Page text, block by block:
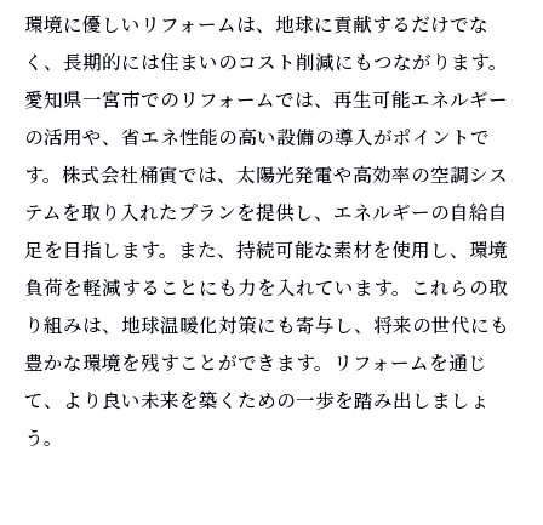
環境に優しいリフォームは、地球に貢献するだけでな
く、長期的には住まいのコスト削減にもつながります。
愛知県一宮市でのリフォームでは、再生可能エネルギー
の活用や、省エネ性能の高い設備の導入がポイントで
す。株式会社桶寅では、太陽光発電や高効率の空調シス
テムを取り入れたプランを提供し、エネルギーの自給自
足を目指します。また、持続可能な素材を使用し、環境
負荷を軽減することにも力を入れています。これらの取
り組みは、地球温暖化対策にも寄与し、将来の世代にも
豊かな環境を残すことができます。リフォームを通じ
て、より良い未来を築くための一歩を踏み出しましょ
う。